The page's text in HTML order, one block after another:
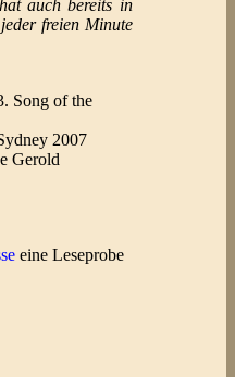
auch bereits in
freien Minute
Song of the
2007
Gerold
eine Leseprobe